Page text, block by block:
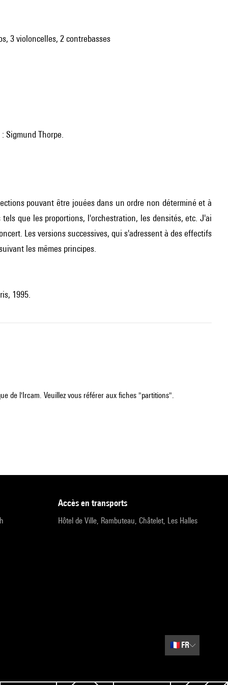
3 violoncelles, 2 contrebasses
Sigmund Thorpe.
pouvant être jouées dans un ordre non déterminé et à
que les proportions, l'orchestration, les densités, etc. J'ai
Les versions successives, qui s'adressent à des effectifs
les mêmes principes.
1995.
de l'Ircam. Veuillez vous référer aux fiches "partitions".
accès en transports
Hôtel de Ville, Rambuteau, Châtelet, Les Halles
🇫🇷 FR